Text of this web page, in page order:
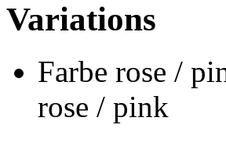
Variations
Farbe rose /
rose / pink